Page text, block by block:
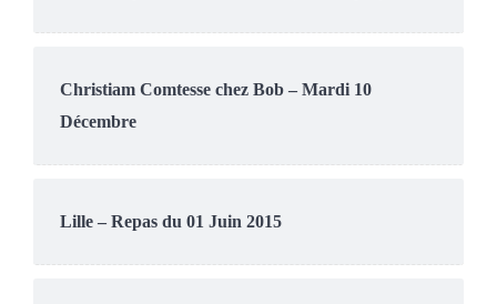
Christiam Comtesse chez Bob – Mardi 10
Décembre
Lille – Repas du 01 Juin 2015